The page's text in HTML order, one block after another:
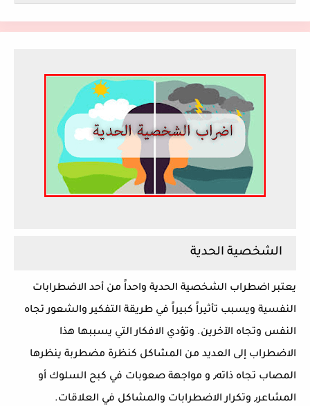
الشخصية الحدية
يعتبر اضطراب الشخصية الحدية واحداً من أحد الاضطرابات
النفسية ويسبب تأثيراً كبيراً في طريقة التفكير والشعور تجاه
النفس وتجاه الآخرين. وتؤدي الافكار التي يسببها هذا
الاضطراب إلى العديد من المشاكل كنظرة مضطربة ينظرها
المصاب تجاه ذاته٫ و مواجهة صعوبات في كبح السلوك أو
المشاعر٫ وتكرار الاضطرابات والمشاكل في العلاقات.